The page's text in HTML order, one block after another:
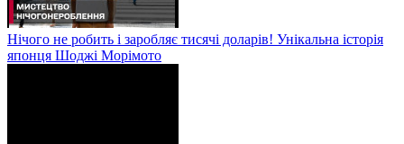
Нічого не робить і заробляє тисячі доларів! Унікальна історія
японця Шоджі Морімото